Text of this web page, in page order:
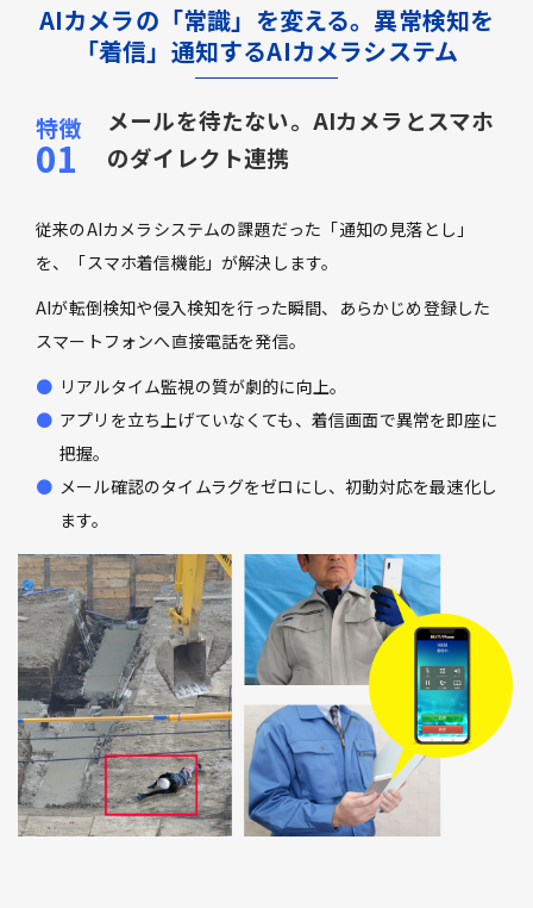
AIカメラの「常識」を変える。異常検知を
「着信」通知するAIカメラシステム
メールを待たない。AIカメラとスマホ
のダイレクト連携
従来のAIカメラシステムの課題だった「通知の見落とし」
を、「スマホ着信機能」が解決します。
AIが転倒検知や侵入検知を行った瞬間、あらかじめ登録した
スマートフォンへ直接電話を発信。
リアルタイム監視の質が劇的に向上。
アプリを立ち上げていなくても、着信画面で異常を即座に
把握。
メール確認のタイムラグをゼロにし、初動対応を最速化し
ます。